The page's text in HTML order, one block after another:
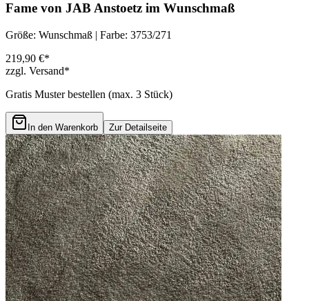
Fame von JAB Anstoetz im Wunschmaß
Größe: Wunschmaß | Farbe: 3753/271
219,90 €*
zzgl. Versand*
Gratis Muster bestellen (max. 3 Stück)
In den Warenkorb Zur Detailseite